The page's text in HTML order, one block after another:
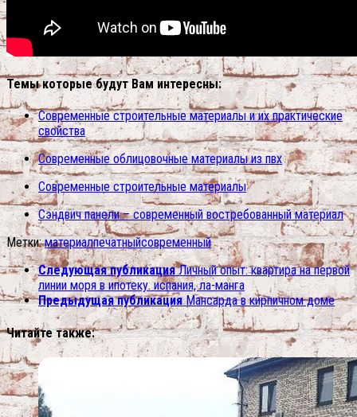
Темы которые будут Вам интересны:
Современные строительные материалы и их практические
свойства
Современные облицовочные материалы из пвх
Современные строительные материалы
Сэндвич панели – современный востребованный материал
Метки: материалпечатныйсовременный
Следующая публикация Личный опыт: квартира на первой
линии моря в ипотеку. испания, ла-манга
Предыдущая публикация Мансарда в кирпичном доме
Читайте также: